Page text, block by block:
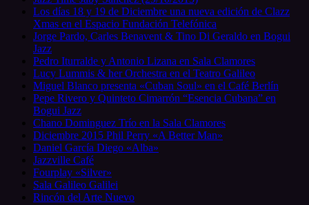
Los días 18 y 19 de Diciembre una nueva edición de Clazz
Xmas en el Espacio Fundación Telefónica
Jorge Pardo, Carles Benavent & Tino Di Geraldo en Bogui
Jazz
Pedro Iturralde y Antonio Lizana en Sala Clamores
Lucy Lummis & her Orchestra en el Teatro Galileo
Miguel Blanco presenta «Cuban Soul» en el Café Berlín
Pepe Rivero y Quinteto Cimarrón “Esencia Cubana” en
Bogui Jazz
Chano Dominguez Trío en la Sala Clamores
Diciembre 2015 Phil Perry «A Better Man»
Daniel García Diego «Alba»
Jazzville Café
Fourplay «Silver»
Sala Galileo Galilei
Rincón del Arte Nuevo